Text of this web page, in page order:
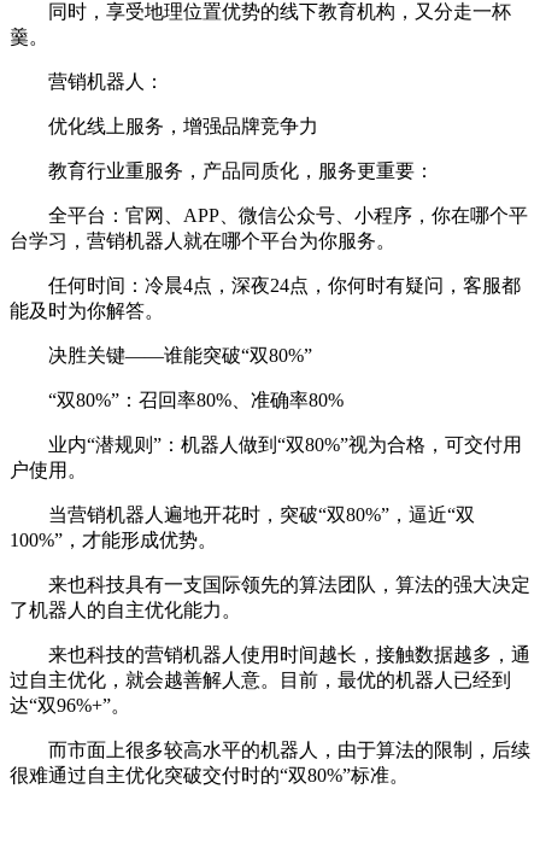
同时，享受地理位置优势的线下教育机构，又分走一杯
羹。
营销机器人：
优化线上服务，增强品牌竞争力
教育行业重服务，产品同质化，服务更重要：
全平台：官网、APP、微信公众号、小程序，你在哪个平
台学习，营销机器人就在哪个平台为你服务。
任何时间：冷晨4点，深夜24点，你何时有疑问，客服都
能及时为你解答。
决胜关键——谁能突破“双80%”
“双80%”：召回率80%、准确率80%
业内“潜规则”：机器人做到“双80%”视为合格，可交付用
户使用。
当营销机器人遍地开花时，突破“双80%”，逼近“双
100%”，才能形成优势。
来也科技具有一支国际领先的算法团队，算法的强大决定
了机器人的自主优化能力。
来也科技的营销机器人使用时间越长，接触数据越多，通
过自主优化，就会越善解人意。目前，最优的机器人已经到
达“双96%+”。
而市面上很多较高水平的机器人，由于算法的限制，后续
很难通过自主优化突破交付时的“双80%”标准。